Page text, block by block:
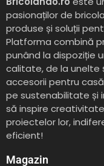
pasionaților de
produse și soluții
Platforma combină
punând la dispoziție
calitate, de la unelte
accesorii pentru
pe sustenabilitate și
să inspire
proiectelor lor,
eficient!
Magazin